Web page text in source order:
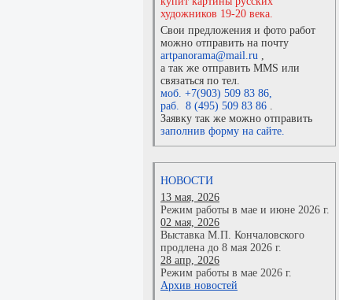
художников 19-20 века.
Свои предложения и фото работ
можно отправить на почту
artpanorama@mail.ru ,
а так же отправить MMS или
связаться по тел.
моб. +7(903) 509 83 86,
раб. 8 (495) 509 83 86 .
Заявку так же можно отправить
заполнив форму на сайте.
НОВОСТИ
13 мая, 2026
Режим работы в мае и июне 2026 г.
02 мая, 2026
Выставка М.П. Кончаловского
продлена до 8 мая 2026 г.
28 апр, 2026
Режим работы в мае 2026 г.
Архив новостей